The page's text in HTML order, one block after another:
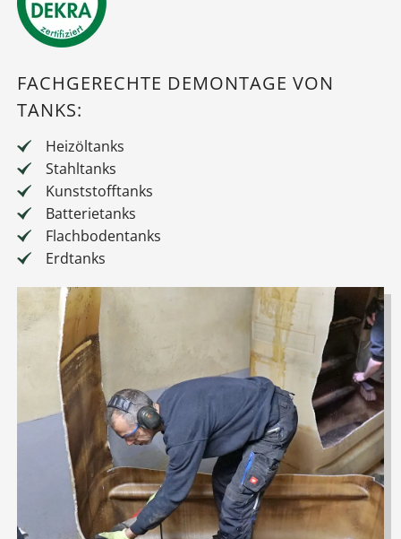
FACHGERECHTE DEMONTAGE VON
TANKS:
Heizöltanks
Stahltanks
Kunststofftanks
Batterietanks
Flachbodentanks
Erdtanks